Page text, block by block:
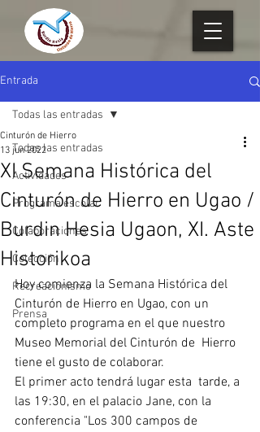
Entrada
Todas las entradas
Actividades
Programa escolar
Colaboraciones
Colección
Recreacionismo
Prensa
Todas las entradas
XI Semana Histórica del
Cinturón de Hierro en Ugao /
Burdin Hesia Ugaon, XI. Aste
Historikoa
Cinturón de Hierro
13 jun 2022
Hoy comienza la Semana Histórica del
Cinturón de Hierro en Ugao, con un
completo programa en el que nuestro
Museo Memorial del Cinturón de  Hierro
tiene el gusto de colaborar.
El primer acto tendrá lugar esta  tarde, a
las 19:30, en el palacio Jane, con la
conferencia "Los 300 campos de